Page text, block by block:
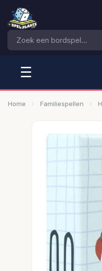
☰
Home Familiespellen